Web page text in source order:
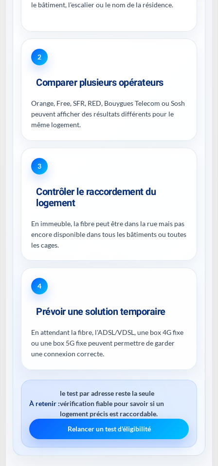
le bâtiment, l'escalier ou le nom de la résidence.
2
Comparer plusieurs opérateurs
Orange, Free, SFR, RED, Bouygues Telecom ou Sosh
peuvent afficher des résultats différents pour le
même logement.
3
Contrôler le raccordement du
logement
En immeuble, la fibre peut être dans la rue mais pas
encore disponible dans tous les bâtiments ou toutes
les cages.
4
Prévoir une solution temporaire
En attendant la fibre, l'ADSL/VDSL, une box 4G fixe
ou une box 5G fixe peuvent permettre de garder
une connexion correcte.
À retenir :
le test par adresse reste la seule
vérification fiable pour savoir si un
logement précis est raccordable.
Relancer un test d'éligibilité